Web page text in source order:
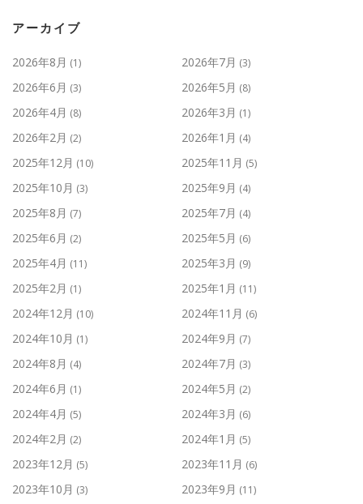
アーカイブ
2026年8月 (1) 2026年7月 (3)
2026年6月 (3) 2026年5月 (8)
2026年4月 (8) 2026年3月 (1)
2026年2月 (2) 2026年1月 (4)
2025年12月 (10) 2025年11月 (5)
2025年10月 (3) 2025年9月 (4)
2025年8月 (7) 2025年7月 (4)
2025年6月 (2) 2025年5月 (6)
2025年4月 (11) 2025年3月 (9)
2025年2月 (1) 2025年1月 (11)
2024年12月 (10) 2024年11月 (6)
2024年10月 (1) 2024年9月 (7)
2024年8月 (4) 2024年7月 (3)
2024年6月 (1) 2024年5月 (2)
2024年4月 (5) 2024年3月 (6)
2024年2月 (2) 2024年1月 (5)
2023年12月 (5) 2023年11月 (6)
2023年10月 (3) 2023年9月 (11)